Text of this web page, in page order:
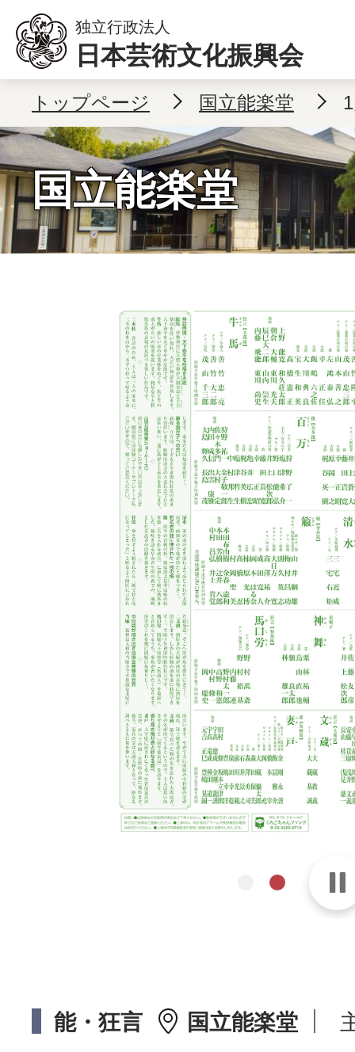
本文へ移動
独立行政法人
日本芸術文化振興会
トップページ 国立能楽堂
国立能楽堂
能・狂言 国立能楽堂